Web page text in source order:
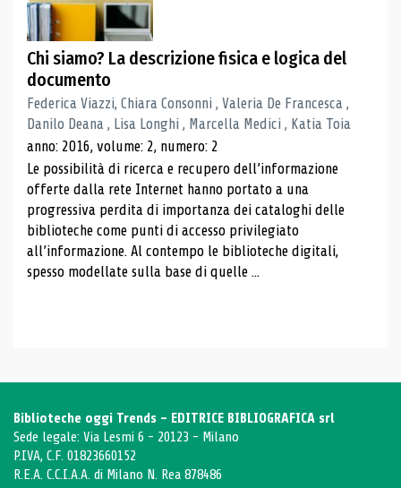
Chi siamo? La descrizione fisica e logica del
documento
Federica Viazzi, Chiara Consonni , Valeria De Francesca ,
Danilo Deana , Lisa Longhi , Marcella Medici , Katia Toia
anno: 2016, volume: 2, numero: 2
Le possibilità di ricerca e recupero dell’informazione
offerte dalla rete Internet hanno portato a una
progressiva perdita di importanza dei cataloghi delle
biblioteche come punti di accesso privilegiato
all’informazione. Al contempo le biblioteche digitali,
spesso modellate sulla base di quelle ...
Biblioteche oggi Trends - EDITRICE BIBLIOGRAFICA srl
Sede legale: Via Lesmi 6 - 20123 - Milano
P.IVA, C.F. 01823660152
R.E.A. C.C.I.A.A. di Milano N. Rea 878486